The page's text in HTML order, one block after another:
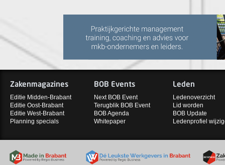
Zakenmagazines
Editie Midden-Brabant
Editie Oost-Brabant
Editie West-Brabant
Planning specials
BOB Events
Next BOB Event
Terugblik BOB Event
BOB Agenda
Whitepaper
Leden
Ledenoverzicht
Lid worden
BOB Update
Ledenprofiel